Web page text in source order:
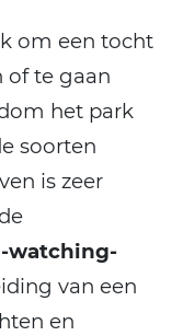
om een tocht
of te gaan
het park
soorten
is zeer
watching-
van een
en